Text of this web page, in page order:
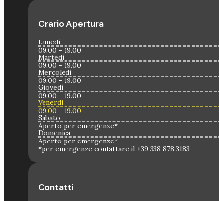
Orario Apertura
Lunedì
09.00 - 19.00
Martedì
09.00 - 19.00
Mercoledì
09.00 - 19.00
Giovedì
09.00 - 19.00
Venerdì
09.00 - 19.00
Sabato
Aperto per emergenze*
Domenica
Aperto per emergenze*
*per emergenze contattare il +39 338 878 3183
Contatti